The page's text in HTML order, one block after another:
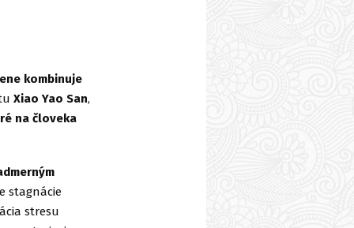
kombinuje
Xiao Yao San,
na človeka
stagnácie
stresu